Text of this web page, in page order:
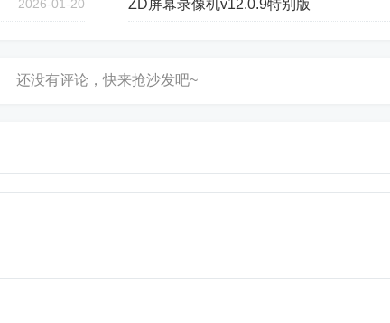
2026-01-20 ZD屏幕录像机v12.0.9特别版